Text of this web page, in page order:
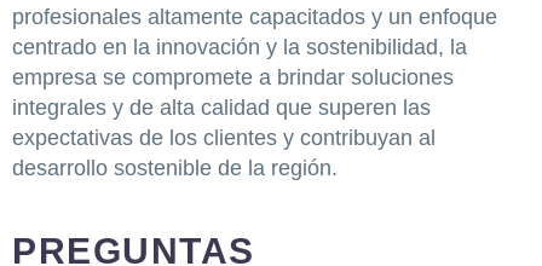
profesionales altamente capacitados y un enfoque
centrado en la innovación y la sostenibilidad, la
empresa se compromete a brindar soluciones
integrales y de alta calidad que superen las
expectativas de los clientes y contribuyan al
desarrollo sostenible de la región.
PREGUNTAS